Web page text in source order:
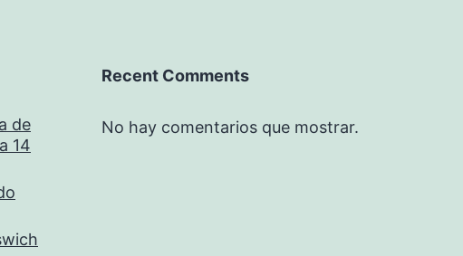
de
14
Recent Comments
No hay comentarios que mostrar.